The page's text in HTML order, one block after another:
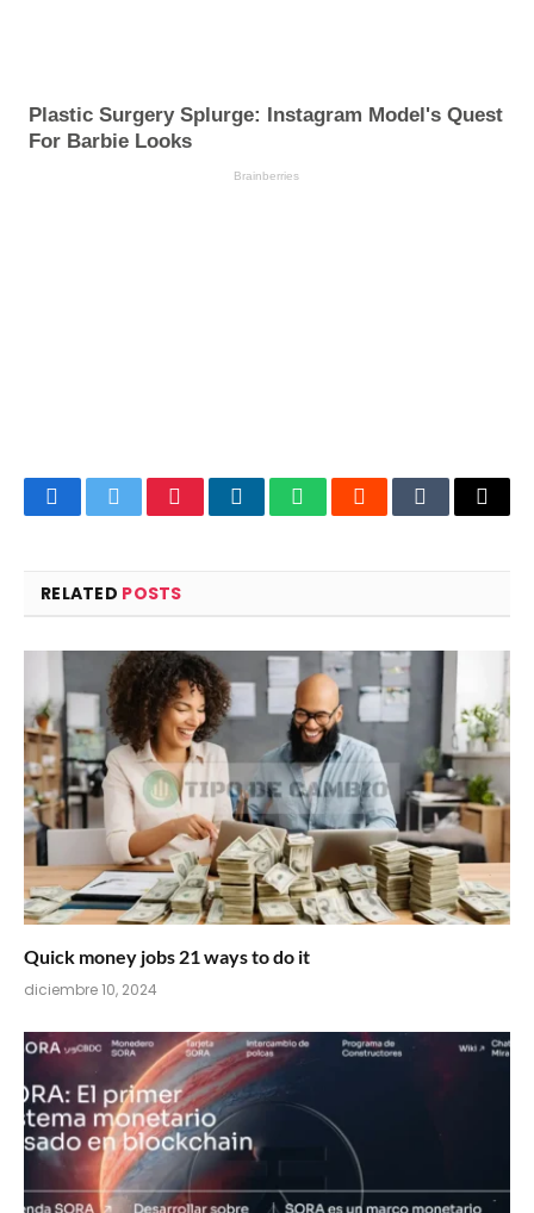
FacebookTwitterPinterestLinkedInWhatsAppRedditTumblrEmail
RELATED POSTS
Quick money jobs 21 ways to do it
diciembre 10, 2024